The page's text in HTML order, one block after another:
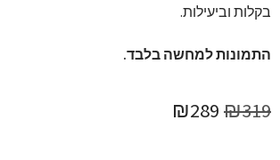
בקלות וביעילות.
התמונות למחשה בלבד.
₪319
המחיר
₪289